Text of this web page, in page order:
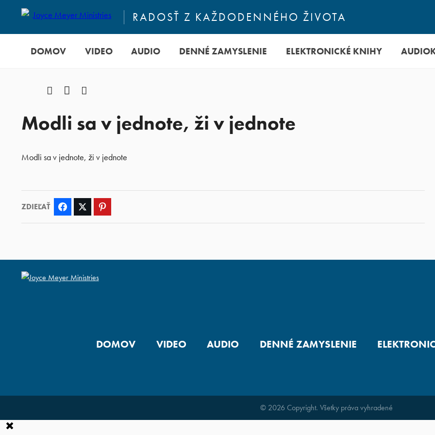
RADOSŤ Z KAŽDODENNÉHO ŽIVOTA
DOMOV VIDEO AUDIO DENNÉ ZAMYSLENIE ELEKTRONICKÉ KNIHY
FacebookYouTube
Modli sa v jednote, ži v jednote
Modli sa v jednote, ži v jednote
ZDIEĽAŤ Facebook Twitter
DOMOV VIDEO AUDIO DENNÉ ZAMYSLENIE
© 2026 Copyright. Všetky práva vyhradené